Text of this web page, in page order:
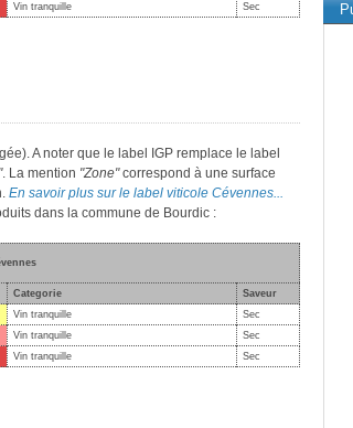
Vin tranquille Sec
A noter que le label IGP remplace le label
. La mention "Zone"correspond à une surface
En savoir plus sur le label viticole Cévennes...
dans la commune de Bourdic :
Categorie
Saveur
Vin tranquille
Sec
Vin tranquille
Sec
Vin tranquille Sec